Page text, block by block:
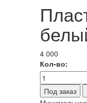
4 000
Кол-во: